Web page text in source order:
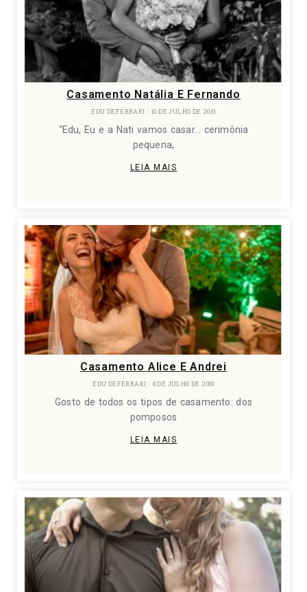
Casamento Natália E Fernando
EDU DEFERRARI 10 DE JULHO DE 2019
“Edu, Eu e a Nati vamos casar… cerimônia
pequena,
LEIA MAIS
Casamento Alice E Andrei
EDU DEFERRARI 8 DE JULHO DE 2019
Gosto de todos os tipos de casamento: dos
pomposos
LEIA MAIS